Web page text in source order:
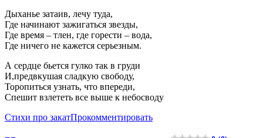
Дыханье затаив, лечу туда,
Где начинают зажигаться звезды,
Где время – тлен, где горести – вода,
Где ничего не кажется серьезным.
А сердце бьется гулко так в груди
И,предвкушая сладкую свободу,
Торопиться узнать, что впереди,
Спешит взлететь все выше к небосводу
Стихи про закатПрокомментировать